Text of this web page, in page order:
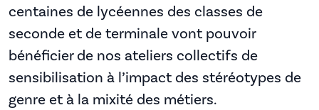
centaines de lycéennes des classes de
seconde et de terminale vont pouvoir
bénéficier de nos ateliers collectifs de
sensibilisation à l’impact des stéréotypes de
genre et à la mixité des métiers.